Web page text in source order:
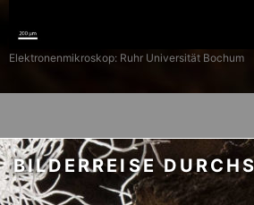
Elektronenmikroskop: Ruhr Universität Bochum
BILDERREISE